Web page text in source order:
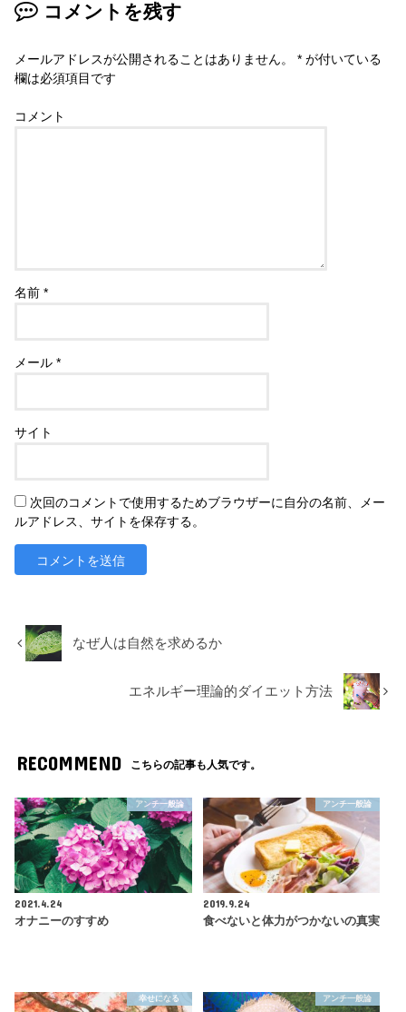
コメントを残す
メールアドレスが公開されることはありません。 * が付いている
欄は必須項目です
コメント
名前*
メール*
サイト
次回のコメントで使用するためブラウザーに自分の名前、メー
ルアドレス、サイトを保存する。
なぜ人は自然を求めるか
エネルギー理論的ダイエット方法
RECOMMEND こちらの記事も人気です。
アンチ一般論
2021.4.24
オナニーのすすめ
アンチ一般論
2019.9.24
食べないと体力がつかないの真実
幸せになる アンチ一般論